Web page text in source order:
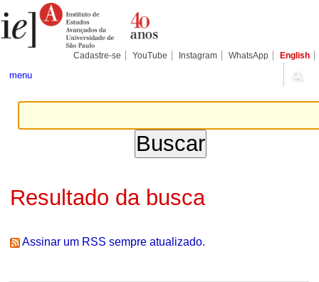
para
conteúdo.
Pessoais
Cadastre-se YouTube Instagram WhatsApp English
menu
Resultado da busca
Assinar um RSS sempre atualizado.